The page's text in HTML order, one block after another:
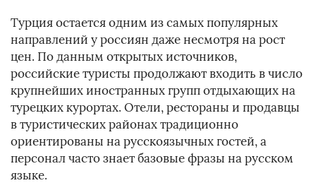
Турция остается одним из самых популярных
направлений у россиян даже несмотря на рост
цен. По данным открытых источников,
российские туристы продолжают входить в число
крупнейших иностранных групп отдыхающих на
турецких курортах. Отели, рестораны и продавцы
в туристических районах традиционно
ориентированы на русскоязычных гостей, а
персонал часто знает базовые фразы на русском
языке.